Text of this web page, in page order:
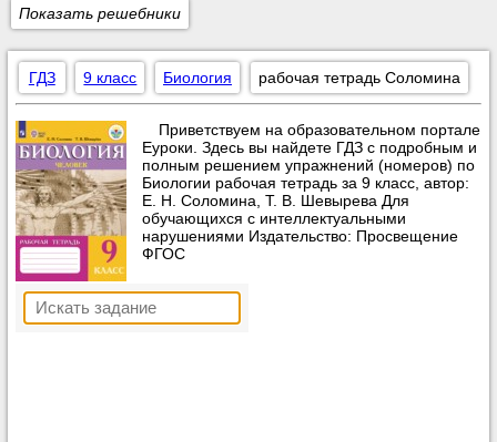
Показать решебники
ГДЗ 9 класс Биология рабочая тетрадь Соломина
Приветствуем на образовательном портале
Еуроки. Здесь вы найдете ГДЗ с подробным и
полным решением упражнений (номеров) по
Биологии рабочая тетрадь за 9 класс, автор:
Е. Н. Соломина, Т. В. Шевырева Для
обучающихся с интеллектуальными
нарушениями Издательство: Просвещение
ФГОС